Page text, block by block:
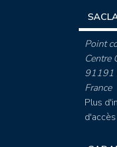
Point
Centre
91191
France
Plus
d'accès